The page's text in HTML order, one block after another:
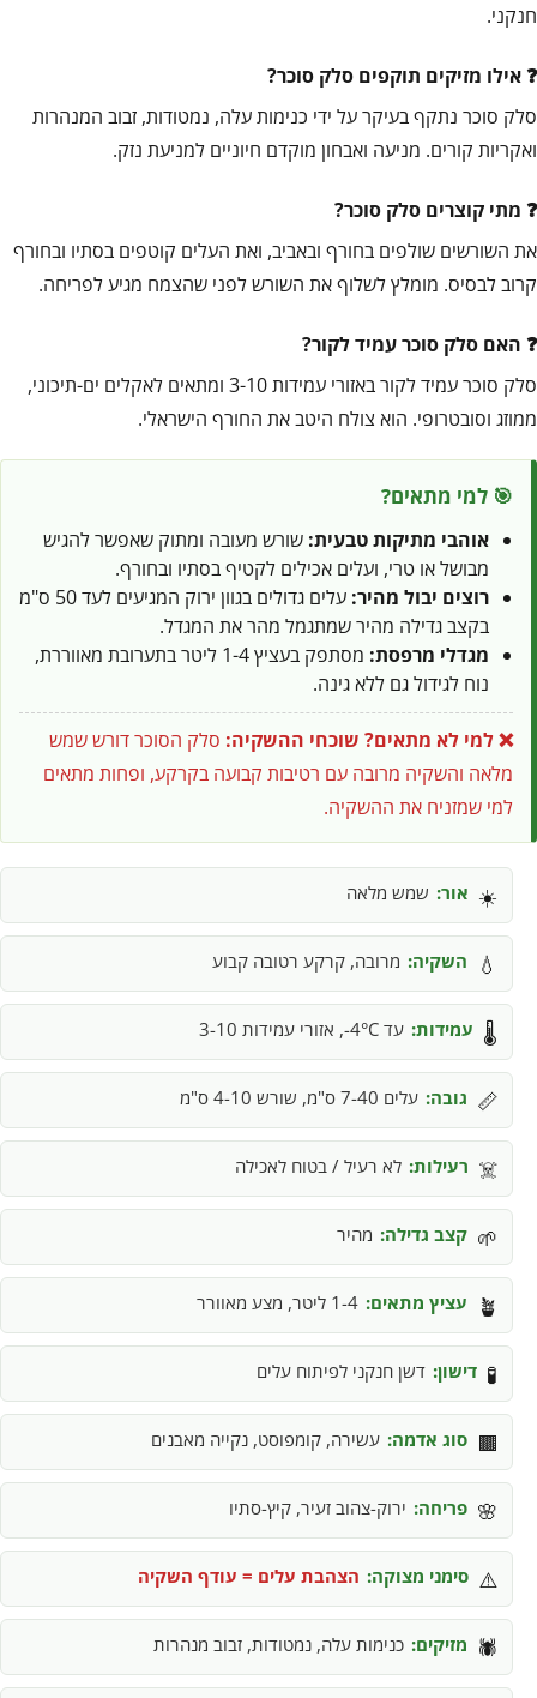
חנקני.
אילו מזיקים תוקפים סלק סוכר?
סלק סוכר נתקף בעיקר על ידי כנימות עלה, נמטודות, זבוב המנהרות
ואקריות קורים. מניעה ואבחון מוקדם חיוניים למניעת נזק.
מתי קוצרים סלק סוכר?
את השורשים שולפים בחורף ובאביב, ואת העלים קוטפים בסתיו ובחורף
קרוב לבסיס. מומלץ לשלוף את השורש לפני שהצמח מגיע לפריחה.
האם סלק סוכר עמיד לקור?
סלק סוכר עמיד לקור באזורי עמידות 3-10 ומתאים לאקלים ים-תיכוני,
ממוזג וסובטרופי. הוא צולח היטב את החורף הישראלי.
🎯 למי מתאים?
אוהבי מתיקות טבעית: שורש מעובה ומתוק שאפשר להגיש
מבושל או טרי, ועלים אכילים לקטיף בסתיו ובחורף.
רוצים יבול מהיר:
עלים גדולים בגוון ירוק המגיעים לעד 50 ס"מ
בקצב גדילה מהיר שמתגמל מהר את המגדל.
מגדלי מרפסת:
מסתפק בעציץ 1-4 ליטר בתערובת מאווררת,
נוח לגידול גם ללא גינה.
❌ למי לא מתאים? שוכחי ההשקיה: סלק הסוכר דורש שמש
מלאה והשקיה מרובה עם רטיבות קבועה בקרקע, ופחות מתאים
למי שמזניח את ההשקיה.
☀️ אור: שמש מלאה
💧 השקיה: מרובה, קרקע רטובה קבוע
🌡️ עמידות: עד 4°C-, אזורי עמידות 3-10
📏 גובה: עלים 7-40 ס"מ, שורש 4-10 ס"מ
☠️ רעילות: לא רעיל / בטוח לאכילה
🌱 קצב גדילה: מהיר
🪴 עציץ מתאים: 1-4 ליטר, מצע מאוורר
🧪 דישון: דשן חנקני לפיתוח עלים
🟫 סוג אדמה: עשירה, קומפוסט, נקייה מאבנים
🌸 פריחה: ירוק-צהוב זעיר, קיץ-סתיו
⚠️ סימני מצוקה: הצהבת עלים = עודף השקיה
🕷️ מזיקים: כנימות עלה, נמטודות, זבוב מנהרות